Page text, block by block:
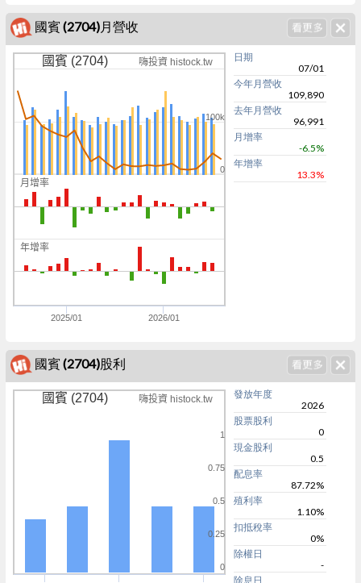
國賓 (2704)月營收
月增率
年增率
國賓 (2704) 嗨投資 histock.tw
2025/01 2026/01
0
100k
日期
07/01
今年月營收
109,890
去年月營收
96,991
月增率
-6.5%
年增率
13.3%
國賓 (2704)股利
國賓 (2704) 嗨投資 histock.tw
0
0.25
0.5
0.75
1
發放年度
2026
股票股利
0
現金股利
0.5
配息率
87.72%
殖利率
1.10%
扣抵稅率
0%
除權日
-
除息日